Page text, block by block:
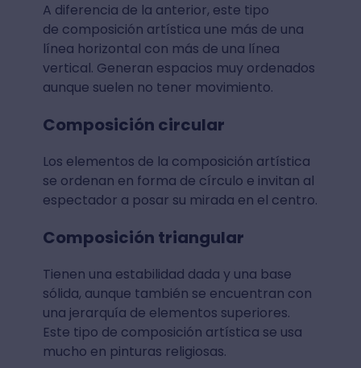
A diferencia de la anterior, este tipo
de composición artística une más de una
línea horizontal con más de una línea
vertical. Generan espacios muy ordenados
aunque suelen no tener movimiento.
Composición circular
Los elementos de la composición artística
se ordenan en forma de círculo e invitan al
espectador a posar su mirada en el centro.
Composición triangular
Tienen una estabilidad dada y una base
sólida, aunque también se encuentran con
una jerarquía de elementos superiores.
Este tipo de composición artística se usa
mucho en pinturas religiosas.